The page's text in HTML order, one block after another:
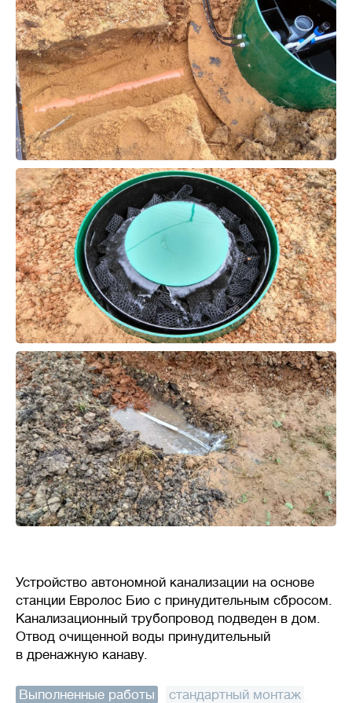
Устройство автономной канализации на основе
станции Евролос Био с принудительным сбросом.
Канализационный трубопровод подведен в дом.
Отвод очищенной воды принудительный
в дренажную канаву.
Выполненные работы стандартный монтаж